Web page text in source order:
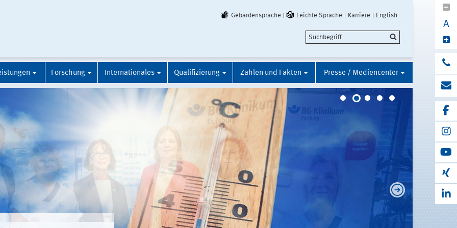
Gebärdensprache Leichte Sprache Karriere English
A
Forschung Internationales Qualifizierung Zahlen und Fakten Presse / Mediencenter